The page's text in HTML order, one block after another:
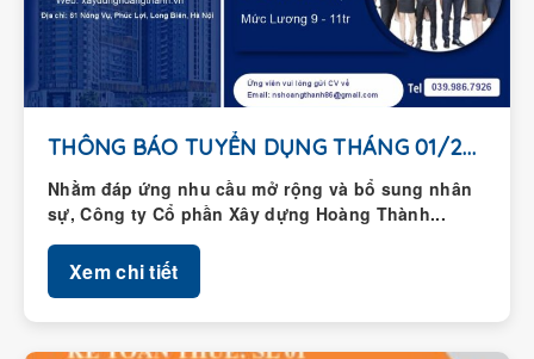
THÔNG BÁO TUYỂN DỤNG THÁNG 01/2026
Nhằm đáp ứng nhu cầu mở rộng và bổ sung nhân
sự, Công ty Cổ phần Xây dựng Hoàng Thành...
Xem chi tiết